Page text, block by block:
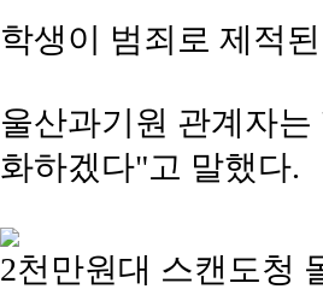
학생이 범죄로 제적
울산과기원 관계자
화하겠다"고 말했다.
2천만원대 스캔도청